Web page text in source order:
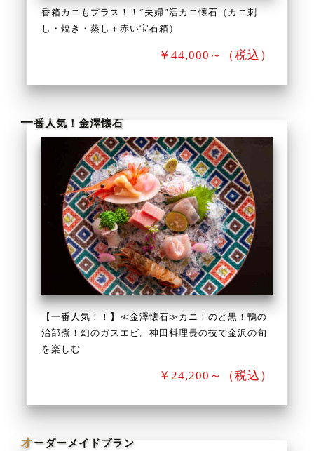
香箱カニもプラス！！“夫婦”活カニ懐石（カニ刺
し・焼き・蒸し＋赤い宝石箱）
￥44,000～（税込）
一番人気！金澤懐石
【一番人気！！】≪金澤懐石≫カニ！のど黒！鴨の
治部煮！幻のガスエビ。神田料理長の技で金沢の旬
を楽しむ
￥24,200～（税込）
オーダーメイドプラン